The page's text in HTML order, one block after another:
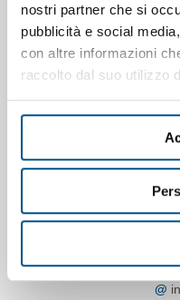
nostri partner che si
pubblicità e social
con altre informazioni
raccolto dal suo utilizzo
@